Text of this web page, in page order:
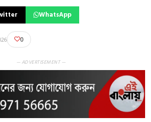
WhatsApp
0
— ADVERTISEMENT —